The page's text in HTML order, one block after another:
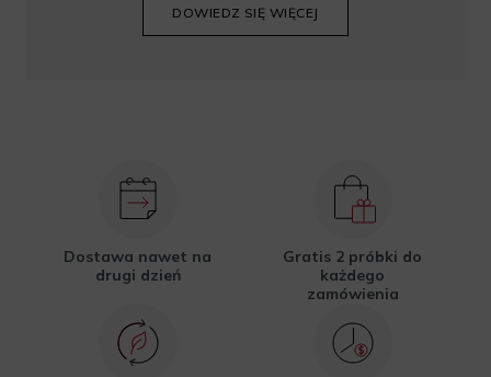
DOWIEDZ SIĘ WIĘCEJ
Dostawa nawet na
drugi dzień
Gratis 2 próbki do
każdego
zamówienia